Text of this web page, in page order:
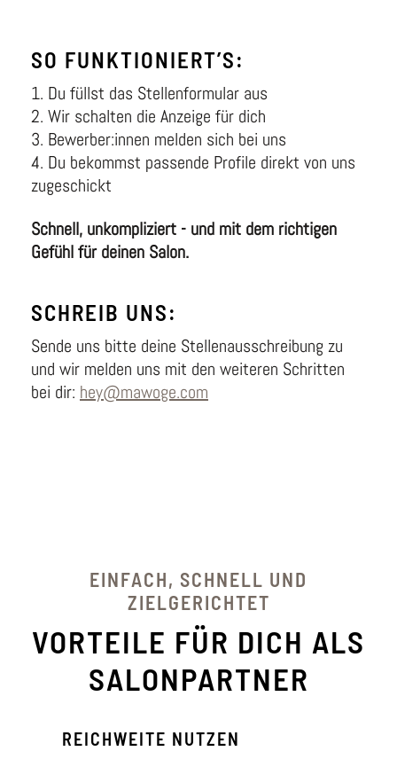
SO FUNKTIONIERT’S:
Du füllst das Stellenformular aus
Wir schalten die Anzeige für dich
Bewerber:innen melden sich bei uns
Du bekommst passende Profile direkt von uns
zugeschickt
Schnell, unkompliziert - und mit dem richtigen
Gefühl für deinen Salon.
SCHREIB UNS:
Sende uns bitte deine Stellenausschreibung zu
und wir melden uns mit den weiteren Schritten
bei dir: hey@mawoge.com
EINFACH, SCHNELL UND
ZIELGERICHTET
VORTEILE FÜR DICH ALS
SALONPARTNER
REICHWEITE NUTZEN